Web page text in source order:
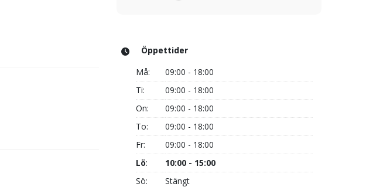
Öppettider
Må:
09:00 - 18:00
Ti:
09:00 - 18:00
On:
09:00 - 18:00
To:
09:00 - 18:00
Fr:
09:00 - 18:00
Lö:
10:00 - 15:00
Sö:
Stängt